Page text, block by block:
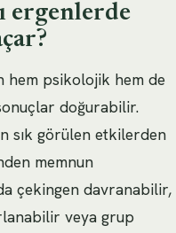
ergenlerde
hem psikolojik hem de
doğurabilir.
sık görülen etkilerden
memnun
çekingen davranabilir,
veya grup